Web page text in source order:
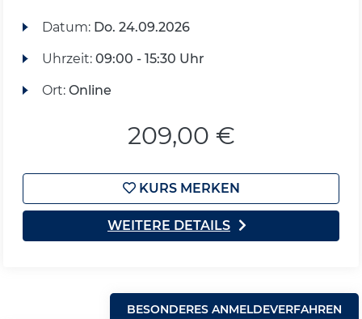
Datum: Do. 24.09.2026
Uhrzeit: 09:00 - 15:30 Uhr
Ort: Online
209,00 €
KURS MERKEN
WEITERE DETAILS
BESONDERES ANMELDEVERFAHREN